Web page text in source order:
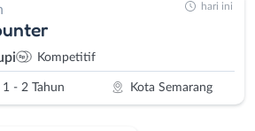
Kompetitif
1 - 2 Tahun Kota Semarang
hari ini